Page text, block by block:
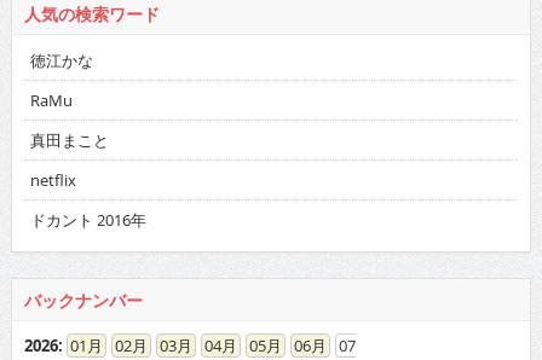
人気の検索ワード
徳江かな
RaMu
真田まこと
netflix
ドカント 2016年
バックナンバー
2026: 01 02 03 04 05 06
07